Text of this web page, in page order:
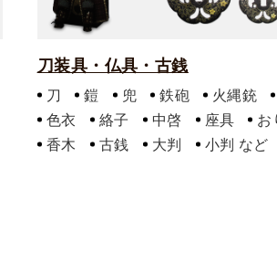
刀装具・仏具・古銭
刀 鎧 兜 鉄砲 火縄銃
色衣
絡子 中啓 座具
お
香木
古銭 大判 小判